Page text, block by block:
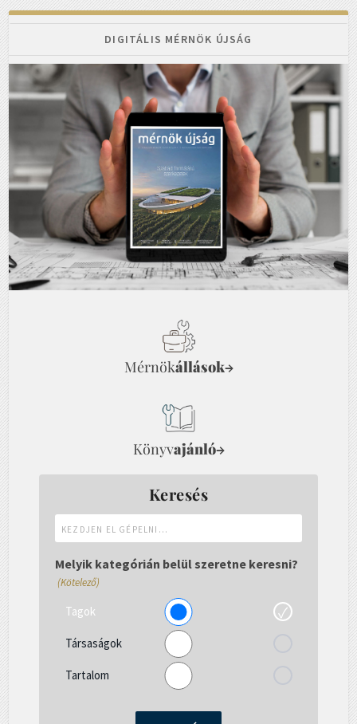
DIGITÁLIS MÉRNÖK ÚJSÁG
Mérnökállások→
Könyvajánló→
Keresés
el
gépelni...
Melyik kategórián belül szeretne keresni?
(Kötelező)
Tagok
Társaságok
Tartalom